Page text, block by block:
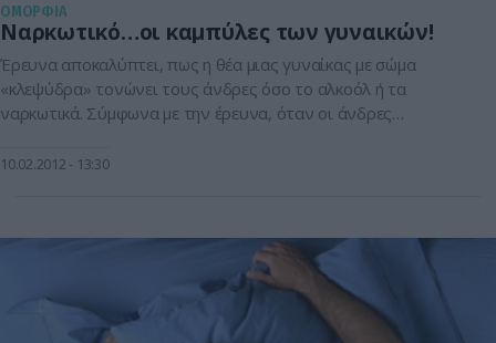
ΟΜΟΡΦΙΑ
Ναρκωτικό…οι καμπύλες των γυναικών!
Έρευνα αποκαλύπτει, πως η θέα μιας γυναίκας με σώμα
«κλεψύδρα» τονώνει τους άνδρες όσο το αλκοόλ ή τα
ναρκωτικά. Σύμφωνα με την έρευνα, όταν οι άνδρες
εγκεφάλου που συνδέεται με αισθήματα επιβράβευσης.Οι
10.02.2012 13:30